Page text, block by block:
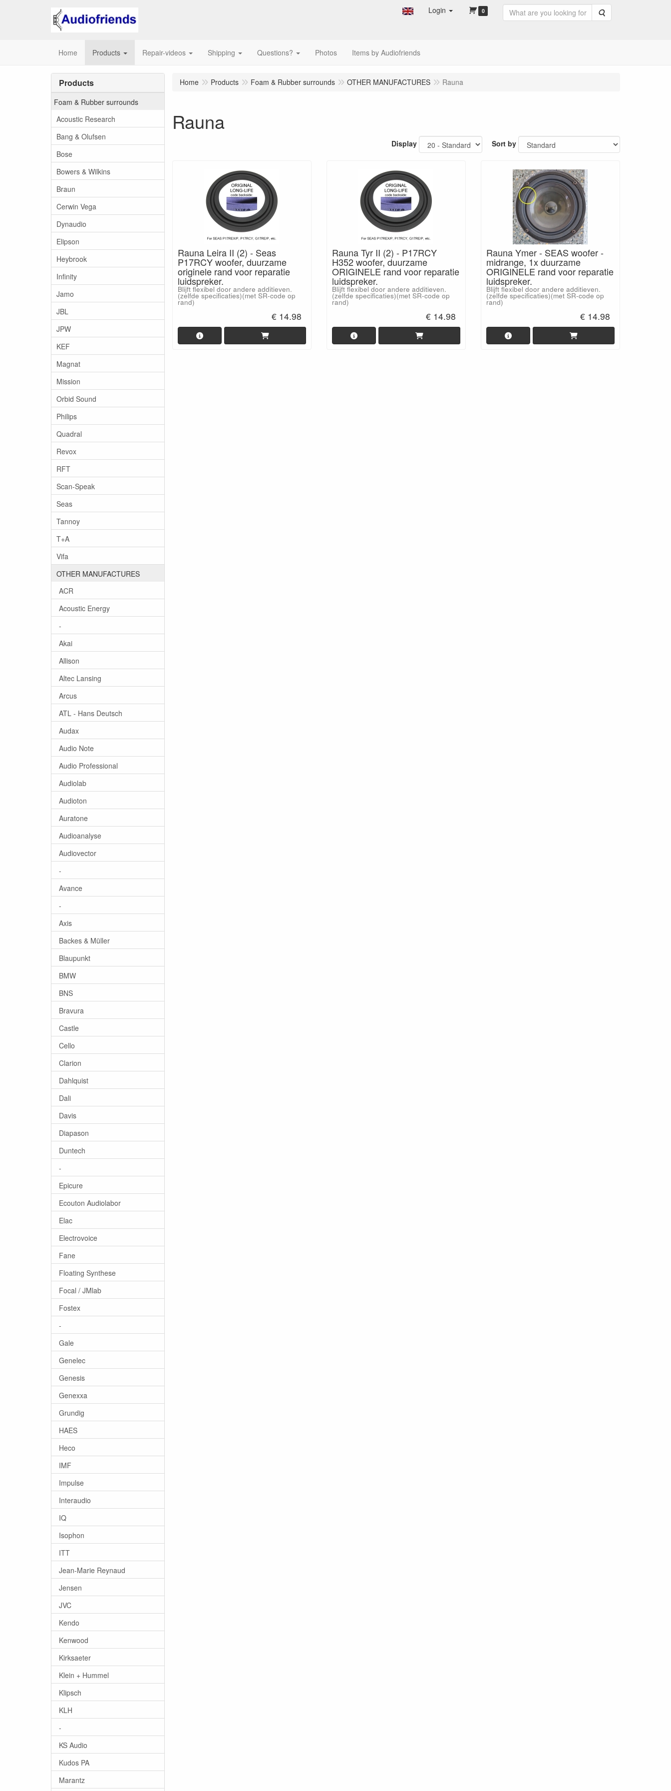
Login 0 Search
Home Products Repair-videos Shipping Questions? Photos Items by Audiofriends
Products
Foam & Rubber surrounds
Acoustic Research
Bang & Olufsen
Bose
Bowers & Wilkins
Braun
Cerwin Vega
Dynaudio
Elipson
Heybrook
Infinity
Jamo
JBL
JPW
KEF
Magnat
Mission
Orbid Sound
Philips
Quadral
Revox
RFT
Scan-Speak
Seas
Tannoy
T+A
Vifa
OTHER MANUFACTURES
ACR
Acoustic Energy
-
Akai
Allison
Altec Lansing
Arcus
ATL - Hans Deutsch
Audax
Audio Note
Audio Professional
Audiolab
Audioton
Auratone
Audioanalyse
Audiovector
-
Avance
-
Axis
Backes & Müller
Blaupunkt
BMW
BNS
Bravura
Castle
Cello
Clarion
Dahlquist
Dali
Davis
Diapason
Duntech
-
Epicure
Ecouton Audiolabor
Elac
Electrovoice
Fane
Floating Synthese
Focal / JMlab
Fostex
-
Gale
Genelec
Genesis
Genexxa
Grundig
HAES
Heco
IMF
Impulse
Interaudio
IQ
Isophon
ITT
Jean-Marie Reynaud
Jensen
JVC
Kendo
Kenwood
Kirksaeter
Klein + Hummel
Klipsch
KLH
-
KS Audio
Kudos PA
Marantz
Home Products Foam & Rubber surrounds OTHER MANUFACTURES Rauna
Rauna
Display Sort by
Rauna Leira II (2) - Seas
P17RCY woofer, duurzame
originele rand voor reparatie
luidspreker.
Blijft flexibel door andere additieven.
(zelfde specificaties)(met SR-code op
rand)
€ 14.98
Rauna Tyr II (2) - P17RCY
H352 woofer, duurzame
ORIGINELE rand voor reparatie
luidspreker.
Blijft flexibel door andere additieven.
(zelfde specificaties)(met SR-code op
rand)
€ 14.98
Rauna Ymer - SEAS woofer -
midrange, 1x duurzame
ORIGINELE rand voor reparatie
luidspreker.
Blijft flexibel door andere additieven.
(zelfde specificaties)(met SR-code op
rand)
€ 14.98